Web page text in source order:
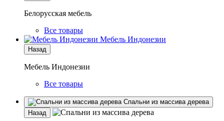
Белорусская мебель
Все товары
Мебель Индонезии
Назад
Мебель Индонезии
Все товары
Спальни из массива дерева
Назад